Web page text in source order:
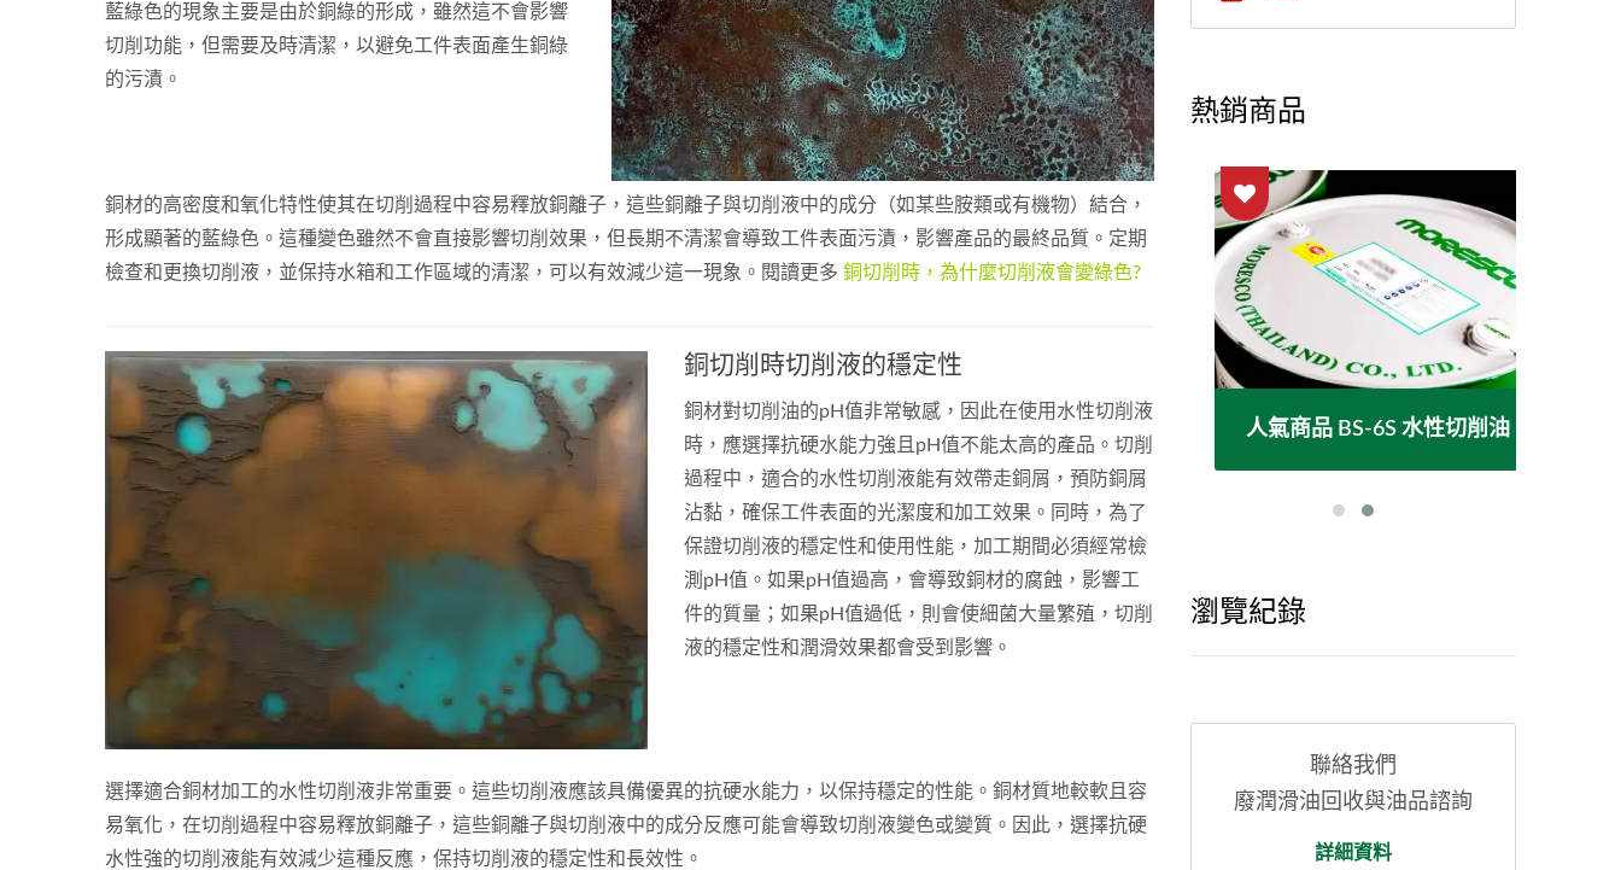
藍綠色的現象主要是由於銅綠的形成，雖然這不會影響
切削功能，但需要及時清潔，以避免工件表面產生銅綠
的污漬。
銅材的高密度和氧化特性使其在切削過程中容易釋放銅離子，這些銅離子與切削液中的成分（如某些胺類或有機物）結合，
形成顯著的藍綠色。這種變色雖然不會直接影響切削效果，但長期不清潔會導致工件表面污漬，影響產品的最終品質。定期
檢查和更換切削液，並保持水箱和工作區域的清潔，可以有效減少這一現象。閱讀更多 銅切削時，為什麼切削液會變綠色?
銅切削時切削液的穩定性
銅材對切削油的pH值非常敏感，因此在使用水性切削液
時，應選擇抗硬水能力強且pH值不能太高的產品。切削
過程中，適合的水性切削液能有效帶走銅屑，預防銅屑
沾黏，確保工件表面的光潔度和加工效果。同時，為了
保證切削液的穩定性和使用性能，加工期間必須經常檢
測pH值。如果pH值過高，會導致銅材的腐蝕，影響工
件的質量；如果pH值過低，則會使細菌大量繁殖，切削
液的穩定性和潤滑效果都會受到影響。
選擇適合銅材加工的水性切削液非常重要。這些切削液應該具備優異的抗硬水能力，以保持穩定的性能。銅材質地較軟且容
易氧化，在切削過程中容易釋放銅離子，這些銅離子與切削液中的成分反應可能會導致切削液變色或變質。因此，選擇抗硬
水性強的切削液能有效減少這種反應，保持切削液的穩定性和長效性。
熱銷商品
人氣商品 BS-1 水性切削油 人氣商品 BS-6S 水性切削油 人氣商品 BS-1 水性切削油 人氣商品 BS-6S 水性切削油
瀏覽紀錄
聯絡我們
廢潤滑油回收與油品諮詢
詳細資料